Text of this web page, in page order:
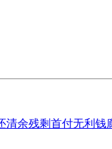
余残剩首付无利